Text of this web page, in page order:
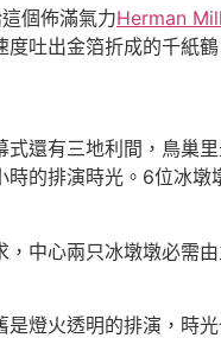
個佈滿氣力Herman
度吐出金箔折成的千紙
有三地利間，鳥巢里
時的排演時光。6位冰
心兩只冰墩墩必需由
燈火透明的排演，時光